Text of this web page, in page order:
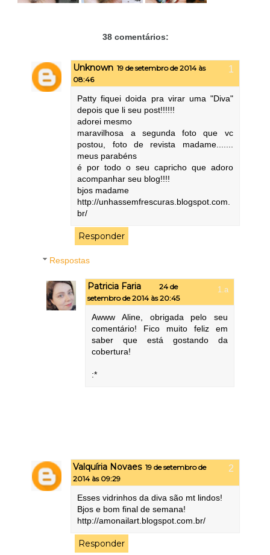
38 comentários:
Unknown 19 de setembro de 2014 às
08:46
Patty fiquei doida pra virar uma "Diva"
depois que li seu post!!!!!!
adorei mesmo
maravilhosa a segunda foto que vc
postou, foto de revista madame.......
meus parabéns
é por todo o seu capricho que adoro
acompanhar seu blog!!!!
bjos madame
http://unhassemfrescuras.blogspot.com.
br/
Responder
Respostas
Patricia Faria
24 de
setembro de 2014 às 20:45
Awww Aline, obrigada pelo seu
comentário! Fico muito feliz em
saber que está gostando da
cobertura!
:*
Valquíria Novaes 19 de setembro de
2014 às 09:29
Esses vidrinhos da diva são mt lindos!
Bjos e bom final de semana!
http://amonailart.blogspot.com.br/
Responder